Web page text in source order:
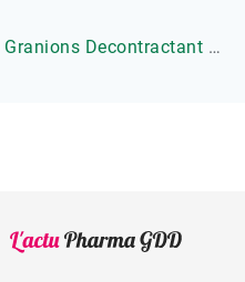
Granions Decontractant Musculaire